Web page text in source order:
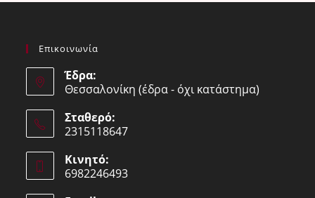
Επικοινωνία
Έδρα:
Θεσσαλονίκη (έδρα - όχι κατάστημα)
Σταθερό:
2315118647
in
your
Κινητό:
6982246493